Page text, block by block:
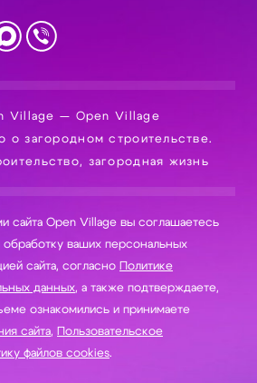
Village — Open Village
о загородном строительстве.
загородная жизнь
сайта Open Village вы соглашаетесь
сайта, согласно Политике
данных, а также подтверждаете,
ознакомились и принимаете
сайта, Пользовательское
файлов cookies.